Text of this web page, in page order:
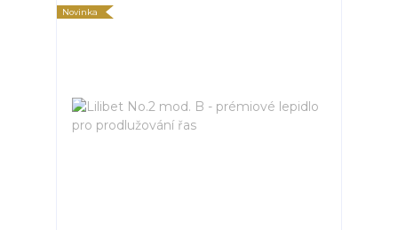
Novinka